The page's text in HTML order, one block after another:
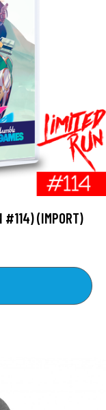
#114) (IMPORT)